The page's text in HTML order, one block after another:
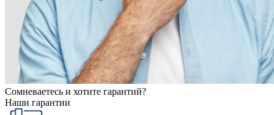
Сомневаетесь и хотите гарантий?
Наши гарантии